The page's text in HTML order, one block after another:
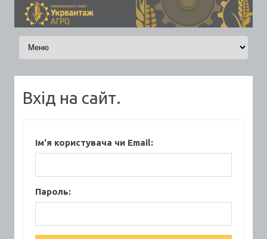
Skip to content
Вхід на сайт.
Ім'я користувача чи Email:
Пароль: